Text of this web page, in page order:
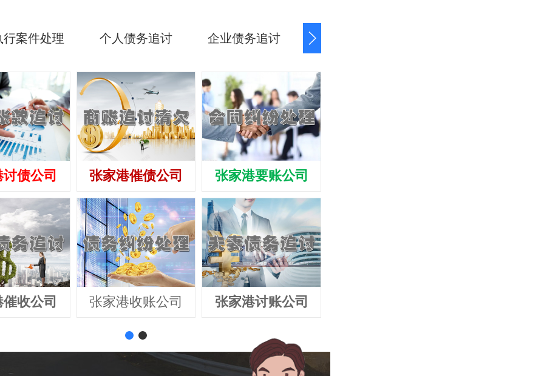
行案件处理 个人债务追讨 企业债务追讨 商账追讨清欠
债公司
收公司
张家港催债公司
张家港收账公司
张家港要账公司
张家港讨账公司